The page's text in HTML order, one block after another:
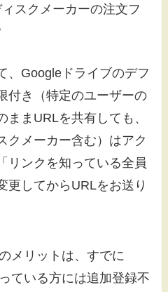
スクメーカーの注文フ
、Googleドライブのデフ
付き（特定のユーザーの
まURLを共有しても、
クメーカー含む）はアク
リンクを知っている全員
更してからURLをお送り
メリットは、すでに
ている方には追加登録不